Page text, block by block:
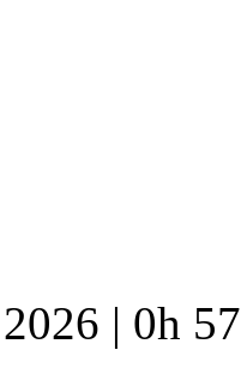
| 0h